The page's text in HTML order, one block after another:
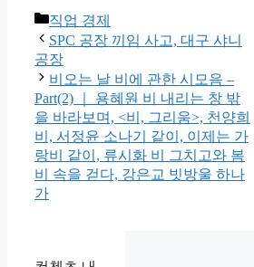
카
테
고
리
직업 경제
SPC 공장 끼임 사고, 대구 샤니
공장
비오는 날 비에 관한 시모음 –
Part(2) ｜ 용혜원 비 내리는 창 밖
을 바라보며, <비, 그리움>, 천양희
비, 서정윤 소나기 같이, 이제는 가
랑비 같이, 류시화 비 그치고와 봄
비 속을 걷다, 강은교 빗방울 하나
가